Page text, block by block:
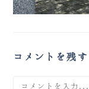
コメントを残す